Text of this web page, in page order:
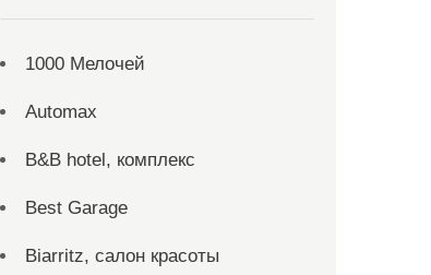
1000 Мелочей
Automax
B&B hotel, комплекс
Best Garage
Biarritz, салон красоты